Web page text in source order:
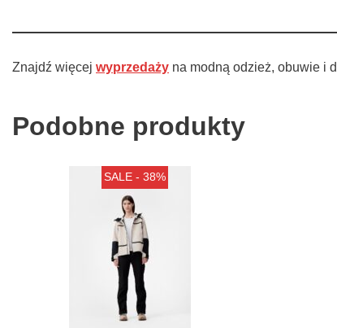
Znajdź więcej wyprzedaży na modną odzież, obuwie i
Podobne produkty
SALE - 38%